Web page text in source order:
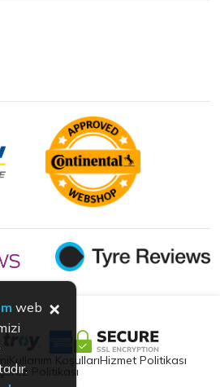
Kullanım KoşullarıHizmet Politikası
Politikası
web ×